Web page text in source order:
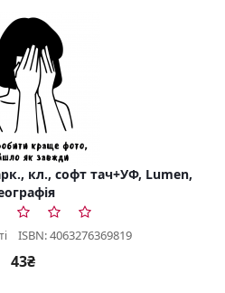
кл., софт тач+УФ, Lumen,
ISBN: 4063276369819
43₴